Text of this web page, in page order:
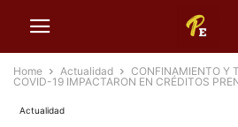
Home Actualidad
CONFINAMIENTO Y
COVID-19 IMPACTARON EN CRÉDITOS
Actualidad